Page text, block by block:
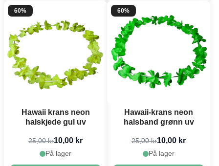
60%
Hawaii krans neon
halskjede gul uv
25,00 kr10,00 kr
På lager
60%
Hawaii-krans neon
halsband grønn uv
25,00 kr10,00 kr
På lager